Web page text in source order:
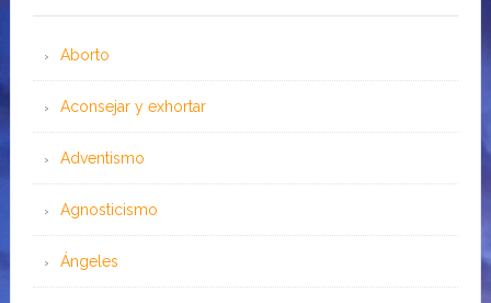
Aborto
Aconsejar y exhortar
Adventismo
Agnosticismo
Ángeles